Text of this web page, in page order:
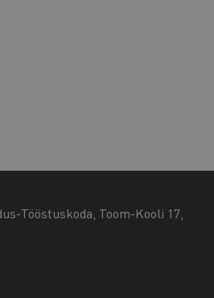
Tööstuskoda, Toom-Kooli 17,